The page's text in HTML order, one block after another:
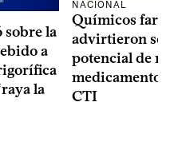
la
a
la
NACIONAL
Químicos
advirtieron
potencial de
medicamentos
CTI